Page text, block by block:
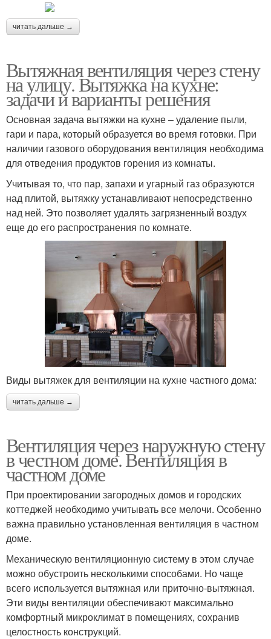
читать дальше →
Вытяжная вентиляция через стену
на улицу. Вытяжка на кухне:
задачи и варианты решения
Основная задача вытяжки на кухне – удаление пыли,
гари и пара, который образуется во время готовки. При
наличии газового оборудования вентиляция необходима
для отведения продуктов горения из комнаты.
Учитывая то, что пар, запахи и угарный газ образуются
над плитой, вытяжку устанавливают непосредственно
над ней. Это позволяет удалять загрязненный воздух
еще до его распространения по комнате.
Виды вытяжек для вентиляции на кухне частного дома:
читать дальше →
Вентиляция через наружную стену
в честном доме. Вентиляция в
частном доме
При проектировании загородных домов и городских
коттеджей необходимо учитывать все мелочи. Особенно
важна правильно установленная вентиляция в частном
доме.
Механическую вентиляционную систему в этом случае
можно обустроить несколькими способами. Но чаще
всего используется вытяжная или приточно-вытяжная.
Эти виды вентиляции обеспечивают максимально
комфортный микроклимат в помещениях, сохранив
целостность конструкций.